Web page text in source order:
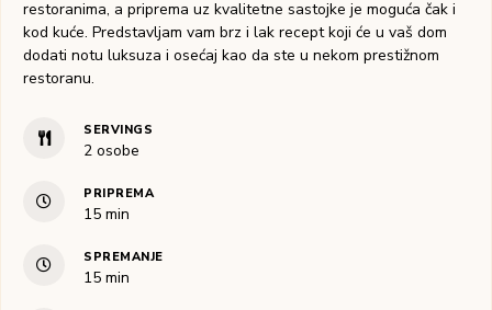
restoranima, a priprema uz kvalitetne sastojke je moguća čak i
kod kuće. Predstavljam vam brz i lak recept koji će u vaš dom
dodati notu luksuza i osećaj kao da ste u nekom prestižnom
restoranu.
SERVINGS
2 osobe
PRIPREMA
15 min
SPREMANJE
15 min